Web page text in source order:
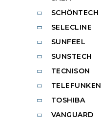
SCHÖNTECH
SELECLINE
SUNFEEL
SUNSTECH
TECNISON
TELEFUNKEN
TOSHIBA
VANGUARD